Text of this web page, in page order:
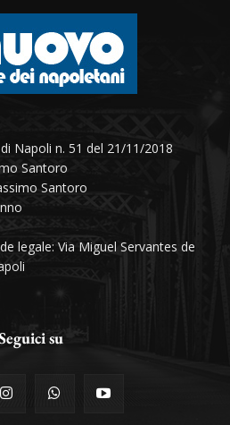
Napoli n. 51 del 21/11/2018
Santoro
Santoro
legale: Via Miguel Servantes de
su